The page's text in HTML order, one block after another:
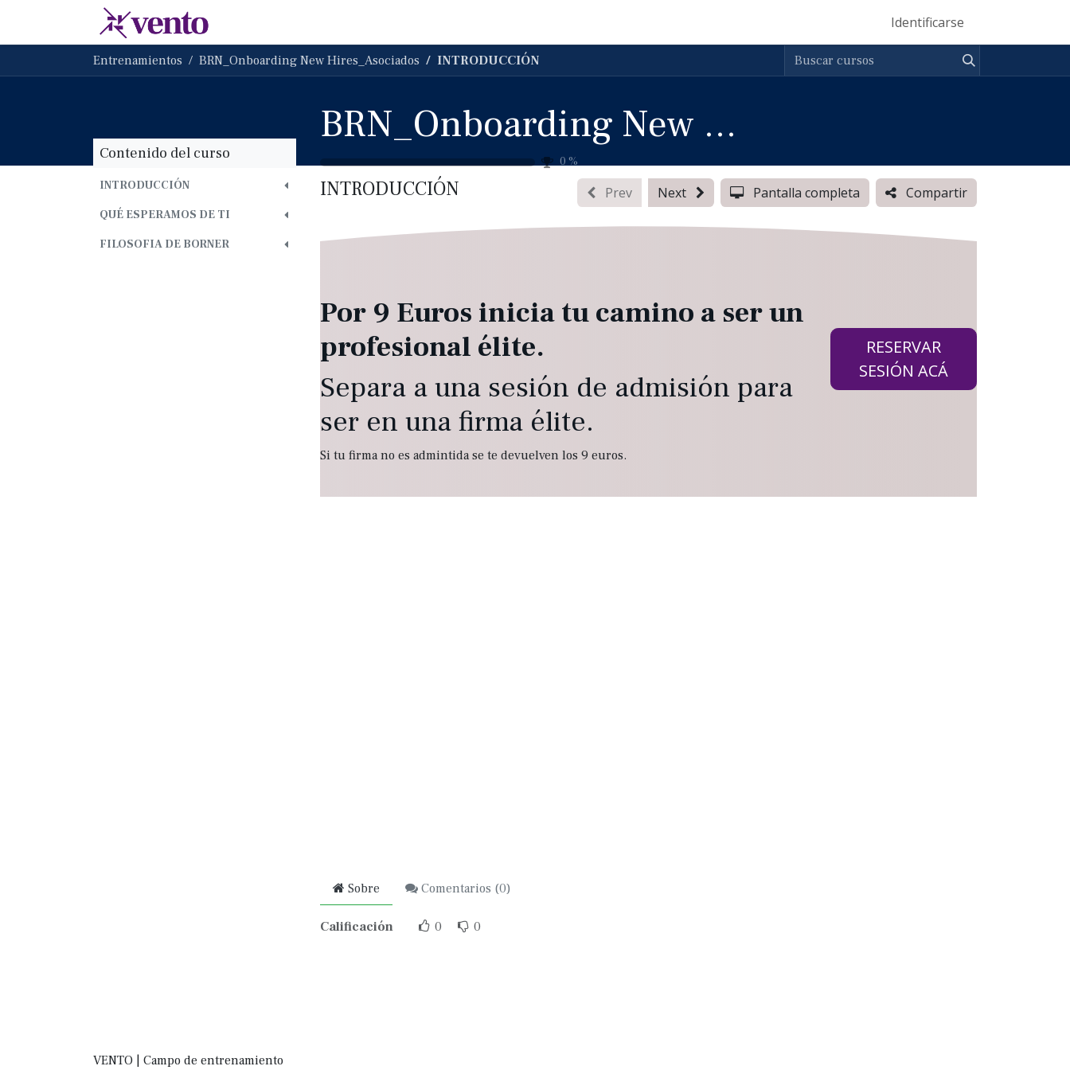
Ser Entrenador Vento
Identificarse
Entrenamientos BRN_Onboarding New Hires_Asociados INTRODUCCIÓN
BRN_Onboarding New Hires_Asociados
0 %
Contenido del curso
INTRODUCCIÓN
QUÉ ESPERAMOS DE TI
FILOSOFIA DE BORNER
INTRODUCCIÓN Prev Next Pantalla completa Compartir
Por 9 Euros inicia tu camino a ser un
profesional élite.
Separa a una sesión de admisión para
ser en una firma élite.
Si tu firma no es admintida se te devuelven los 9 euros.
RESERVAR
SESIÓN ACÁ
Sobre Comentarios (0)
Calificación 0 0
VENTO | Campo de entrenamiento